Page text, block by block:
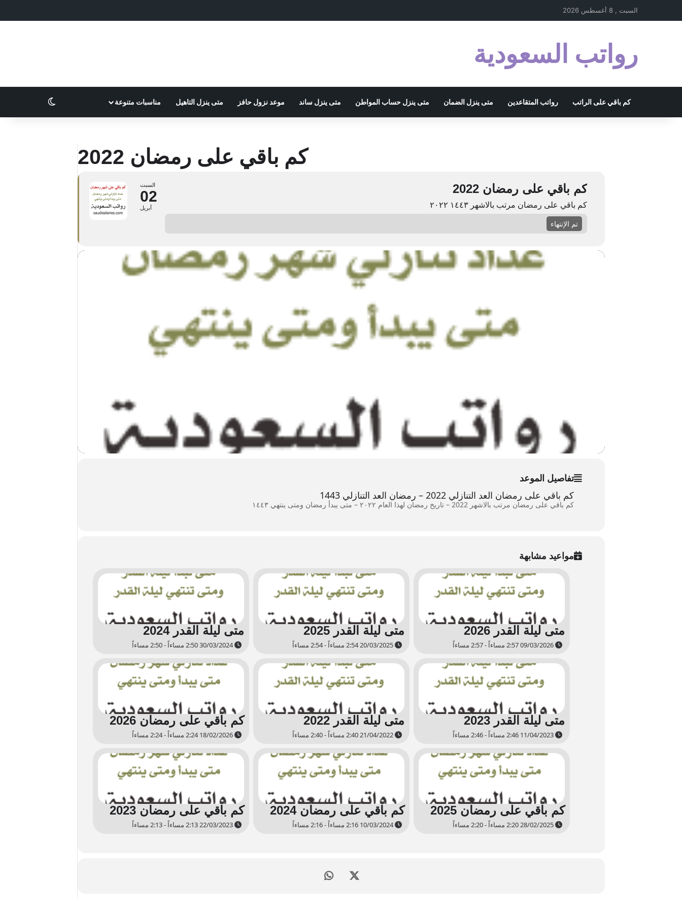
السبت , 8 أغسطس 2026
رواتب السعودية
كم باقي على الراتب رواتب المتقاعدين متى ينزل الضمان متى ينزل حساب المواطن متى ينزل ساند موعد نزول حافز متى ينزل التاهيل مناسبات متنوعة الوضع المظلم
كم باقي على رمضان 2022
السبت
02
أبريل
كم باقي على رمضان 2022
كم باقي على رمضان مرتب بالاشهر ۱٤٤۳ ۲۰۲۲
تم الإنتهاء
تفاصيل الموعد
كم باقي على رمضان العد التنازلي 2022 – رمضان العد التنازلي 1443
كم باقي على رمضان مرتب بالاشهر
مواعيد مشابهة
متى ليلة القدر 2026 متى ليلة القدر 2025 متى ليلة القدر 2024
30/03/2024 2:50 مساءاً - 2:50 مساءاً
متى ليلة القدر 2023 متى ليلة القدر 2022 كم باقي على رمضان 2026
كم باقي على رمضان 2025 كم باقي على رمضان 2024
10/03/2024 2:16 مساءاً - 2:16 مساءاً
كم باقي على رمضان 2023